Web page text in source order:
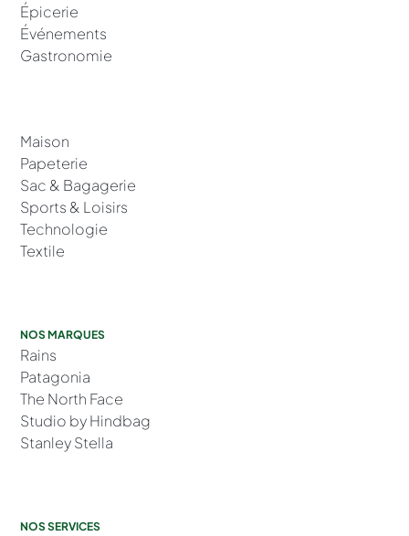
Épicerie
Événements
Gastronomie
Maison
Papeterie
Sac & Bagagerie
Sports & Loisirs
Technologie
Textile
NOS MARQUES
Rains
Patagonia
The North Face
Studio by Hindbag
Stanley Stella
NOS SERVICES